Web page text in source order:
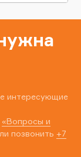
интересующие
«Вопросы и
позвонить +7